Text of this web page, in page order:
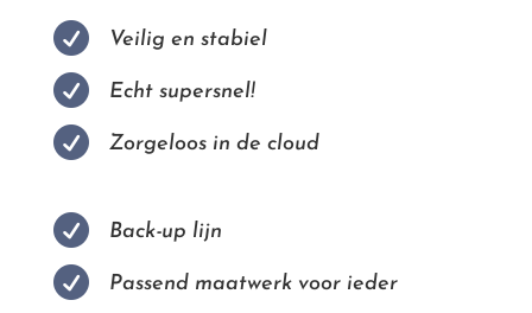
 Veilig en stabiel
 Echt supersnel!
 Zorgeloos in de cloud
 Back-up lijn
 Passend maatwerk voor ieder